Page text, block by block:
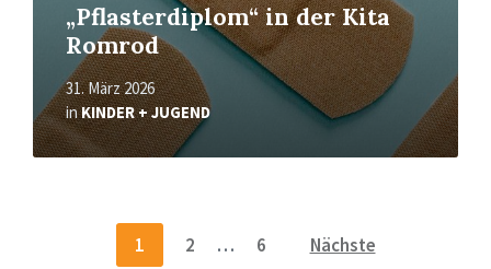
„Pflasterdiplom“ in der Kita
Romrod
31. März 2026
inKINDER + JUGEND
Seitennummerierung
1 2 … 6 Nächste